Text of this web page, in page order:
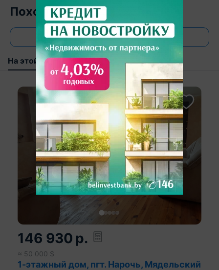
Похожие объекты
Все объявления
На этой улице
146 930 р.
≈ 50 000 $
1-этажный дом, пгт. Нарочь, Мядельский